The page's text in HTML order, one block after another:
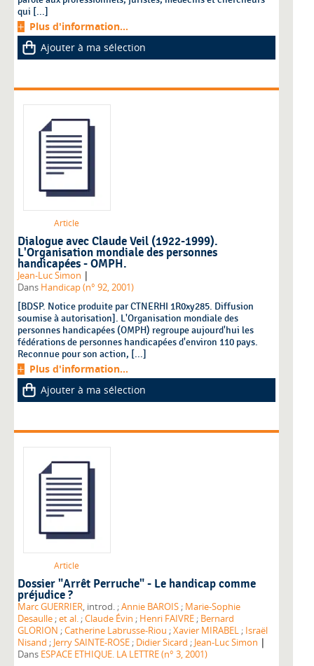
qui [...]
Plus d'information...
Ajouter à ma sélection
Article
Dialogue avec Claude Veil (1922-1999).
L'Organisation mondiale des personnes
handicapées - OMPH.
Jean-Luc Simon |
Dans Handicap (n° 92, 2001)
[BDSP. Notice produite par CTNERHI 1R0xy285. Diffusion
soumise à autorisation]. L'Organisation mondiale des
personnes handicapées (OMPH) regroupe aujourd'hui les
fédérations de personnes handicapées d'environ 110 pays.
Reconnue pour son action, [...]
Plus d'information...
Ajouter à ma sélection
Article
Dossier "Arrêt Perruche" - Le handicap comme
préjudice ?
Marc GUERRIER , introd. ;Annie BAROIS ; Marie-Sophie
Desaulle ;et al. ;Claude Évin ; Henri FAIVRE ; Bernard
GLORION ;Catherine Labrusse-Riou ;Xavier MIRABEL ; Israël
Nisand ; Jerry SAINTE-ROSE ; Didier Sicard ; Jean-Luc Simon |
Dans ESPACE ETHIQUE. LA LETTRE (n° 3, 2001)